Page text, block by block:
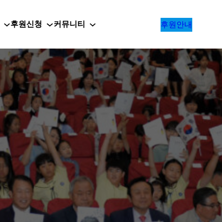
후원신청 커뮤니티 후원안내